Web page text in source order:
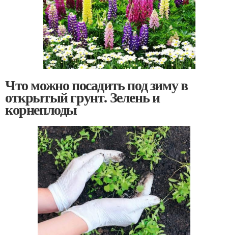
Что можно посадить под зиму в
открытый грунт. Зелень и
корнеплоды